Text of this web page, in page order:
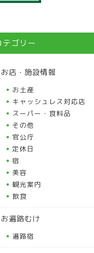
テゴリー
お店・施設情報
お土産
キャッシュレス対応店
スーパー・食料品
その他
官公庁
定休日
宿
美容
観光案内
飲食
お遍路むけ
遍路宿